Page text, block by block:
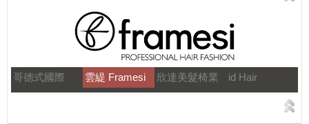
哥德式國際 雲緹 Framesi 欣達美髮椅業 id Hair